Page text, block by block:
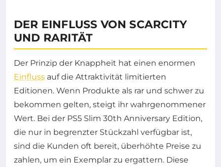
DER EINFLUSS VON SCARCITY
UND RARITÄT
Der Prinzip der Knappheit hat einen enormen
Einfluss auf die Attraktivität limitierten
Editionen. Wenn Produkte als rar und schwer zu
bekommen gelten, steigt ihr wahrgenommener
Wert. Bei der PS5 Slim 30th Anniversary Edition,
die nur in begrenzter Stückzahl verfügbar ist,
sind die Kunden oft bereit, überhöhte Preise zu
zahlen, um ein Exemplar zu ergattern. Diese